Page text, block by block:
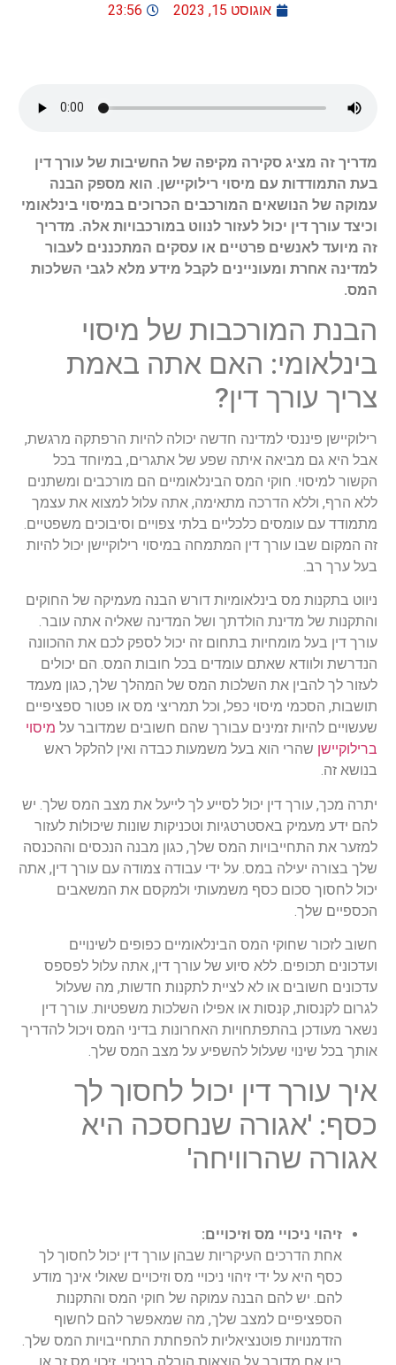
אוגוסט 15, 2023 23:56
מדריך זה מציג סקירה מקיפה של החשיבות של עורך דין
בעת התמודדות עם מיסוי רילוקיישן. הוא מספק הבנה
עמוקה של הנושאים המורכבים הכרוכים במיסוי בינלאומי
וכיצד עורך דין יכול לעזור לנווט במורכבויות אלה. מדריך
זה מיועד לאנשים פרטיים או עסקים המתכננים לעבור
למדינה אחרת ומעוניינים לקבל מידע מלא לגבי השלכות
המס.
הבנת המורכבות של מיסוי
בינלאומי: האם אתה באמת
צריך עורך דין?
רילוקיישן פיננסי למדינה חדשה יכולה להיות הרפתקה מרגשת,
אבל היא גם מביאה איתה שפע של אתגרים, במיוחד בכל
הקשור למיסוי. חוקי המס הבינלאומיים הם מורכבים ומשתנים
ללא הרף, וללא הדרכה מתאימה, אתה עלול למצוא את עצמך
מתמודד עם עומסים כלכליים בלתי צפויים וסיבוכים משפטיים.
זה המקום שבו עורך דין המתמחה במיסוי רילוקיישן יכול להיות
בעל ערך רב.
ניווט בתקנות מס בינלאומיות דורש הבנה מעמיקה של החוקים
והתקנות של מדינת הולדתך ושל המדינה שאליה אתה עובר.
עורך דין בעל מומחיות בתחום זה יכול לספק לכם את ההכוונה
הנדרשת ולוודא שאתם עומדים בכל חובות המס. הם יכולים
לעזור לך להבין את השלכות המס של המהלך שלך, כגון מעמד
תושבות, הסכמי מיסוי כפל, וכל תמריצי מס או פטור ספציפיים
שעשויים להיות זמינים עבורך שהם חשובים שמדובר על מיסוי
ברילוקיישן שהרי הוא בעל משמעות כבדה ואין להלקל ראש
בנושא זה.
יתרה מכך, עורך דין יכול לסייע לך לייעל את מצב המס שלך. יש
להם ידע מעמיק באסטרטגיות וטכניקות שונות שיכולות לעזור
למזער את התחייבויות המס שלך, כגון מבנה הנכסים וההכנסה
שלך בצורה יעילה במס. על ידי עבודה צמודה עם עורך דין, אתה
יכול לחסוך סכום כסף משמעותי ולמקסם את המשאבים
הכספיים שלך.
חשוב לזכור שחוקי המס הבינלאומיים כפופים לשינויים
ועדכונים תכופים. ללא סיוע של עורך דין, אתה עלול לפספס
עדכונים חשובים או לא לציית לתקנות חדשות, מה שעלול
לגרום לקנסות, קנסות או אפילו השלכות משפטיות. עורך דין
נשאר מעודכן בהתפתחויות האחרונות בדיני המס ויכול להדריך
אותך בכל שינוי שעלול להשפיע על מצב המס שלך.
איך עורך דין יכול לחסוך לך
כסף: 'אגורה שנחסכה היא
אגורה שהרוויחה'
זיהוי ניכויי מס וזיכויים:
אחת הדרכים העיקריות שבהן עורך דין יכול לחסוך לך
כסף היא על ידי זיהוי ניכויי מס וזיכויים שאולי אינך מודע
להם. יש להם הבנה עמוקה של חוקי המס והתקנות
הספציפיים למצב שלך, מה שמאפשר להם לחשוף
הזדמנויות פוטנציאליות להפחתת התחייבויות המס שלך.